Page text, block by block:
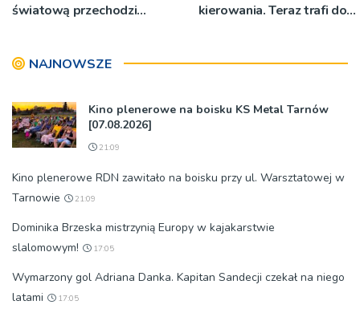
światową przechodzi
kierowania. Teraz trafi do
NAJNOWSZE
Kino plenerowe na boisku KS Metal Tarnów
[07.08.2026]
21:09
Kino plenerowe RDN zawitało na boisku przy ul. Warsztatowej w
Tarnowie
21:09
Dominika Brzeska mistrzynią Europy w kajakarstwie
slalomowym!
17:05
Wymarzony gol Adriana Danka. Kapitan Sandecji czekał na niego
latami
17:05